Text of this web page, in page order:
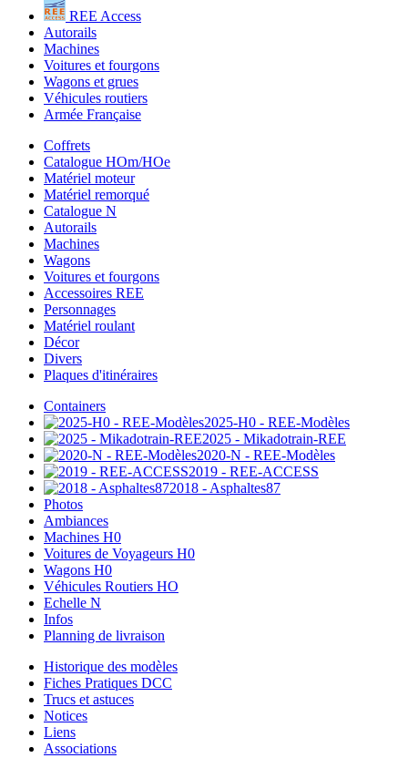
REE Access
Autorails
Machines
Voitures et fourgons
Wagons et grues
Véhicules routiers
Armée Française
Coffrets
Catalogue HOm/HOe
Matériel moteur
Matériel remorqué
Catalogue N
Autorails
Machines
Wagons
Voitures et fourgons
Accessoires REE
Personnages
Matériel roulant
Décor
Divers
Plaques d'itinéraires
Containers
2025-H0 - REE-Modèles
2025 - Mikadotrain-REE
2020-N - REE-Modèles
2019 - REE-ACCESS
2018 - Asphaltes87
Photos
Ambiances
Machines H0
Voitures de Voyageurs H0
Wagons H0
Véhicules Routiers HO
Echelle N
Infos
Planning de livraison
Historique des modèles
Fiches Pratiques DCC
Trucs et astuces
Notices
Liens
Associations